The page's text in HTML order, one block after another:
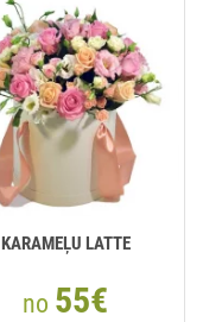
KARAMEĻU LATTE
no 55€